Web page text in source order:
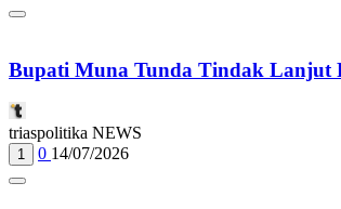
Bupati Muna Tunda Tindak Lanjut
triaspolitika NEWS
1 0 14/07/2026